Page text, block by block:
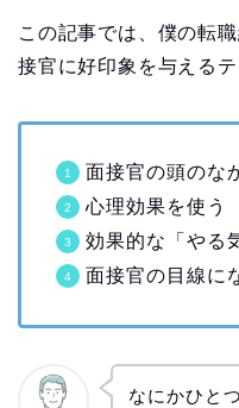
この記事では、僕の転
接官に好印象を与える
面接官の頭のな
心理効果を使う
効果的な「やる
面接官の目線に
なにかひと